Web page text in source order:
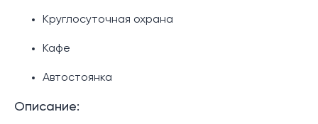
Круглосуточная охрана
Кафе
Автостоянка
Описание: